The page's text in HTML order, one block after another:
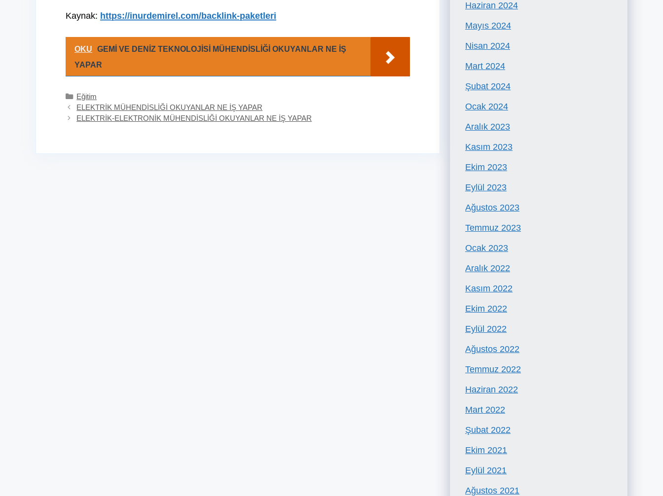
Kaynak: https://inurdemirel.com/backlink-paketleri
OKU
GEMİ VE DENİZ TEKNOLOJİSİ MÜHENDİSLİĞİ OKUYANLAR NE İŞ
YAPAR
Kategoriler
Eğitim
ELEKTRİK MÜHENDİSLİĞİ OKUYANLAR NE İŞ YAPAR
ELEKTRİK-ELEKTRONİK MÜHENDİSLİĞİ OKUYANLAR NE İŞ YAPAR
Haziran 2024
Mayıs 2024
Nisan 2024
Mart 2024
Şubat 2024
Ocak 2024
Aralık 2023
Kasım 2023
Ekim 2023
Eylül 2023
Ağustos 2023
Temmuz 2023
Ocak 2023
Aralık 2022
Kasım 2022
Ekim 2022
Eylül 2022
Ağustos 2022
Temmuz 2022
Haziran 2022
Mart 2022
Şubat 2022
Ekim 2021
Eylül 2021
Ağustos 2021